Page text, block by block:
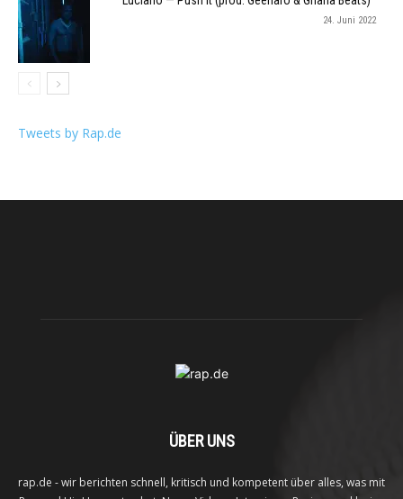
24. Juni 2022
Tweets by Rap.de
ÜBER UNS
rap.de - wir berichten schnell, kritisch und kompetent über alles, was mit